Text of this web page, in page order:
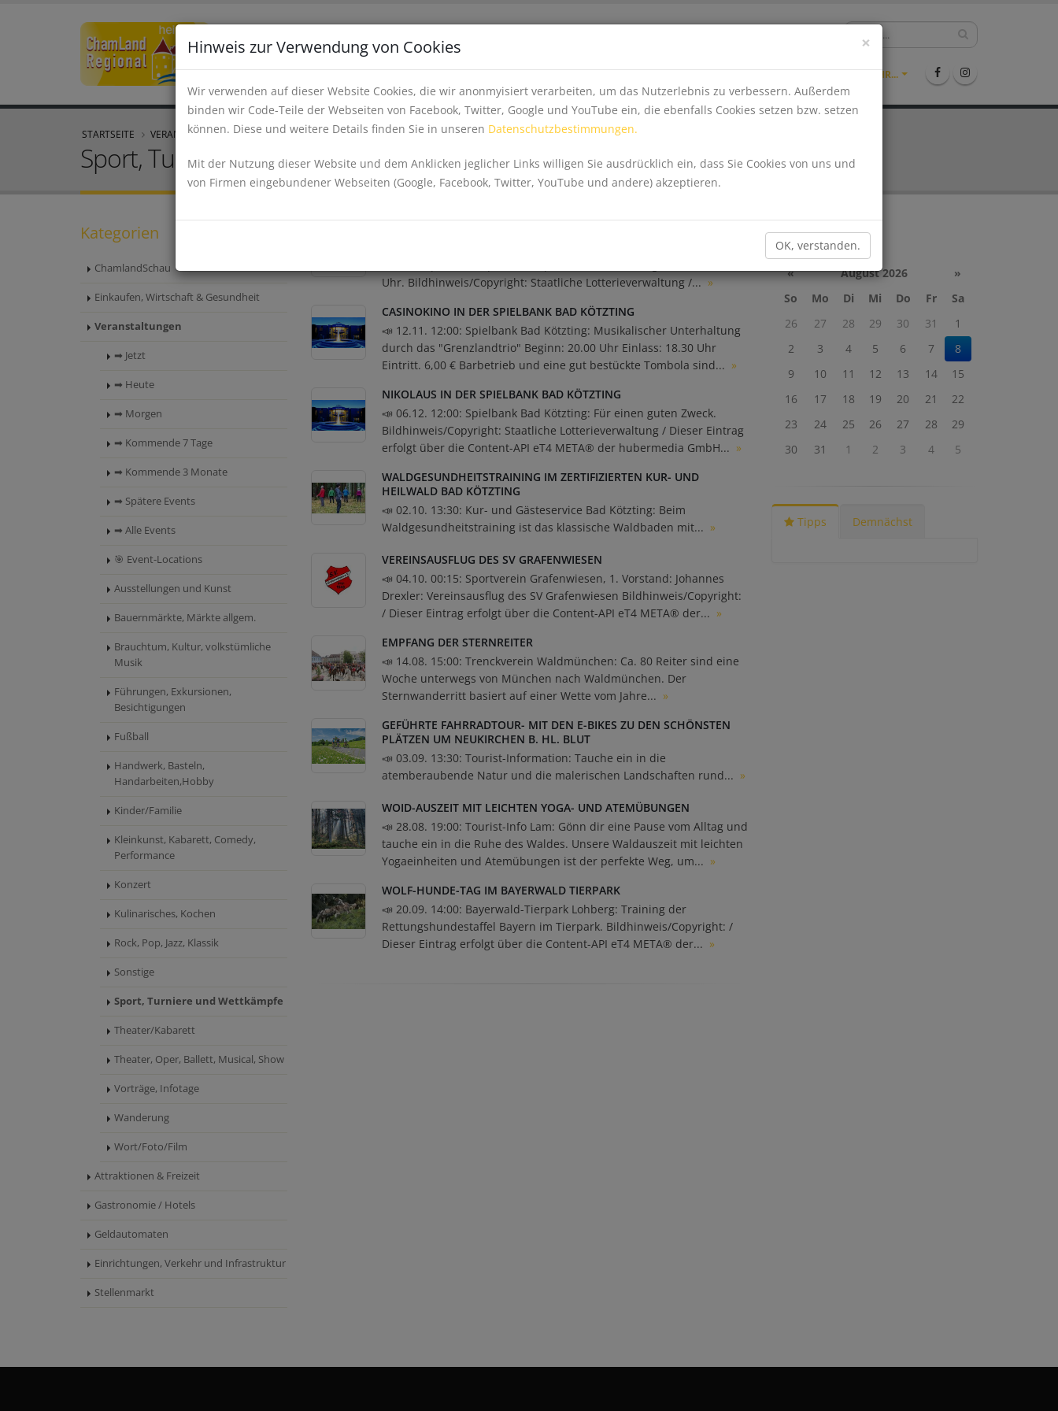
×
Hinweis zur Verwendung von Cookies
Wir verwenden auf dieser Website Cookies, die wir anonmyisiert verarbeiten, um das Nutzerlebnis zu verbessern. Außerdem
binden wir Code-Teile der Webseiten von Facebook, Twitter, Google und YouTube ein, die ebenfalls Cookies setzen bzw. setzen
können. Diese und weitere Details finden Sie in unseren Datenschutzbestimmungen.
Mit der Nutzung dieser Website und dem Anklicken jeglicher Links willigen Sie ausdrücklich ein, dass Sie Cookies von uns und
von Firmen eingebundener Webseiten (Google, Facebook, Twitter, YouTube und andere) akzeptieren.
OK, verstanden.
EINKAUFEN, WIRTSCHAFT & GESUNDHEIT EVENTS STELLENMARKT MEHR...
STARTSEITE VERANSTALTUNGEN
Sport, Turniere und Wettkämpfe
Kategorien
ChamlandSchau
Einkaufen, Wirtschaft & Gesundheit
Veranstaltungen
➡ Jetzt
➡ Heute
➡ Morgen
➡ Kommende 7 Tage
➡ Kommende 3 Monate
➡ Spätere Events
➡ Alle Events
🎯 Event-Locations
Ausstellungen und Kunst
Bauernmärkte, Märkte allgem.
Brauchtum, Kultur, volkstümliche
Musik
Führungen, Exkursionen,
Besichtigungen
Fußball
Handwerk, Basteln,
Handarbeiten,Hobby
Kinder/Familie
Kleinkunst, Kabarett, Comedy,
Performance
Konzert
Kulinarisches, Kochen
Rock, Pop, Jazz, Klassik
Sonstige
Sport, Turniere und Wettkämpfe
Theater/Kabarett
Theater, Oper, Ballett, Musical, Show
Vorträge, Infotage
Wanderung
Wort/Foto/Film
Attraktionen & Freizeit
Gastronomie / Hotels
Geldautomaten
Einrichtungen, Verkehr und Infrastruktur
Stellenmarkt
Uhr. Bildhinweis/Copyright: Staatliche Lotterieverwaltung /...»
CASINOKINO IN DER SPIELBANK BAD KÖTZTING
📣 12.11. 12:00: Spielbank Bad Kötzting: Musikalischer Unterhaltung
durch das "Grenzlandtrio" Beginn: 20.00 Uhr Einlass: 18.30 Uhr
Eintritt. 6,00 € Barbetrieb und eine gut bestückte Tombola sind... »
NIKOLAUS IN DER SPIELBANK BAD KÖTZTING
📣 06.12. 12:00: Spielbank Bad Kötzting: Für einen guten Zweck.
Bildhinweis/Copyright: Staatliche Lotterieverwaltung / Dieser Eintrag
erfolgt über die Content-API eT4 META® der hubermedia GmbH... »
WALDGESUNDHEITSTRAINING IM ZERTIFIZIERTEN KUR- UND
HEILWALD BAD KÖTZTING
📣 02.10. 13:30: Kur- und Gästeservice Bad Kötzting: Beim
Waldgesundheitstraining ist das klassische Waldbaden mit... »
VEREINSAUSFLUG DES SV GRAFENWIESEN
📣 04.10. 00:15: Sportverein Grafenwiesen, 1. Vorstand: Johannes
Drexler: Vereinsausflug des SV Grafenwiesen Bildhinweis/Copyright:
/ Dieser Eintrag erfolgt über die Content-API eT4 META® der... »
EMPFANG DER STERNREITER
📣 14.08. 15:00: Trenckverein Waldmünchen: Ca. 80 Reiter sind eine
Woche unterwegs von München nach Waldmünchen. Der
Sternwanderritt basiert auf einer Wette vom Jahre... »
GEFÜHRTE FAHRRADTOUR- MIT DEN E-BIKES ZU DEN SCHÖNSTEN
PLÄTZEN UM NEUKIRCHEN B. HL. BLUT
📣 03.09. 13:30: Tourist-Information: Tauche ein in die
atemberaubende Natur und die malerischen Landschaften rund... »
WOID-AUSZEIT MIT LEICHTEN YOGA- UND ATEMÜBUNGEN
📣 28.08. 19:00: Tourist-Info Lam: Gönn dir eine Pause vom Alltag und
tauche ein in die Ruhe des Waldes. Unsere Waldauszeit mit leichten
Yogaeinheiten und Atemübungen ist der perfekte Weg, um... »
WOLF-HUNDE-TAG IM BAYERWALD TIERPARK
📣 20.09. 14:00: Bayerwald-Tierpark Lohberg: Training der
Rettungshundestaffel Bayern im Tierpark. Bildhinweis/Copyright: /
Dieser Eintrag erfolgt über die Content-API eT4 META® der... »
Kalender
« August 2026
»
So
Mo Di Mi Do Fr
Sa
26
27 28 29 30 31
1
2
3 4 5 6 7
8
9
10 11 12 13 14
15
16
17 18 19 20 21
22
23
24 25 26 27 28
29
30
31 1 2 3 4 5
Tipps Demnächst